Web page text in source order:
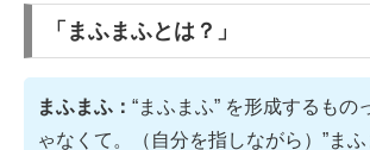
「まふまふとは？」
まふまふ： “まふまふ” を形成するも
ゃなくて。（自分を指しながら）”まふ